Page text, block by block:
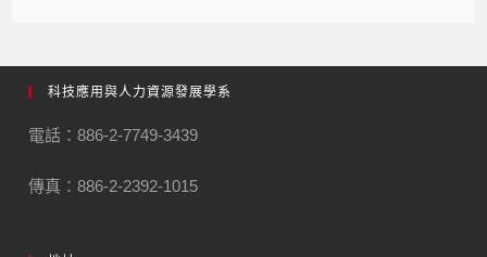
科技應用與人力資源發展學系
電話：886-2-7749-3439
傳真：886-2-2392-1015